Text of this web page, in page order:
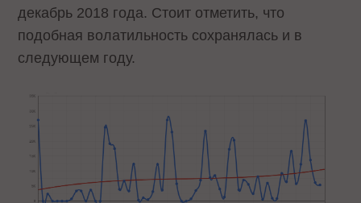
декабрь 2018 года. Стоит отметить, что
подобная волатильность сохранялась и в
следующем году.